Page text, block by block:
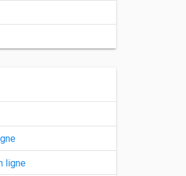
utilisateurs
ligne